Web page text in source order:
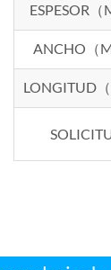
ESPESOR（
ANCHO（
LONGITUD（